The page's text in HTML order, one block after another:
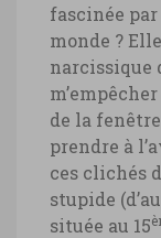
fascinée
monde ?
narcissique
de la
prendre à
ces clichés
stupide
située au 15